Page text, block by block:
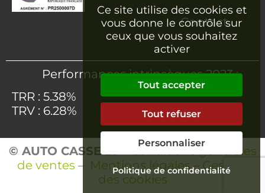
Contact
Performances intrinsèques 2023 :
TRR : 5.38%
TRV : 6.28%
© AUTO CASSE 25–Conditions générales
de ventes – Mentions légales–Gestion
des cookies
Ce site utilise des cookies et
vous donne le contrôle sur
ceux que vous souhaitez
activer
Tout accepter
Tout refuser
Personnaliser
Politique de confidentialité